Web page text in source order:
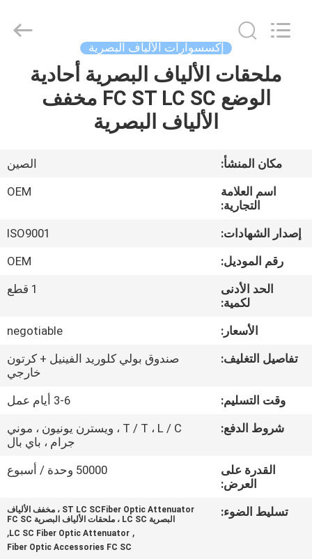
منزل
حول
جولة
المعمل
الجودة
اتصل
أخبار
جميع
Enterprise
Management
إكسسوارات الألياف البصرية
ملحقات الألياف البصرية أحادية
الوضع FC ST LC SC مخفف
الألياف البصرية
مكان المنشأ:
الصين
اسم العلامة
التجارية:
OEM
إصدار الشهادات:
ISO9001
رقم الموديل:
OEM
الحد الأدنى
لكمية:
1 قطع
الأسعار:
negotiable
تفاصيل التغليف:
صندوق بولي كلوريد الفينيل + كرتون
خارجي
وقت التسليم:
3-6 أيام عمل
شروط الدفع:
T / T ، L / C ، ويسترن يونيون ، موني
جرام ، باي بال
القدرة على
العرض:
50000 وحدة / أسبوع
تسليط الضوء:
ST LC SCFiber Optic Attenuator ، مخفف الألياف
البصرية LC SC ، ملحقات الألياف البصرية FC SC
,
LC SC Fiber Optic Attenuator
,
Fiber Optic Accessories FC SC